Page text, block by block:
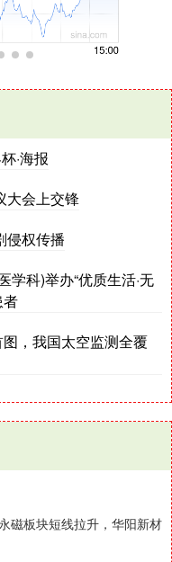
·海报
大会上交锋
侵权传播
学科)举办“优质生活·无
者
，我国太空监测全覆
磁板块短线拉升，华阳新材